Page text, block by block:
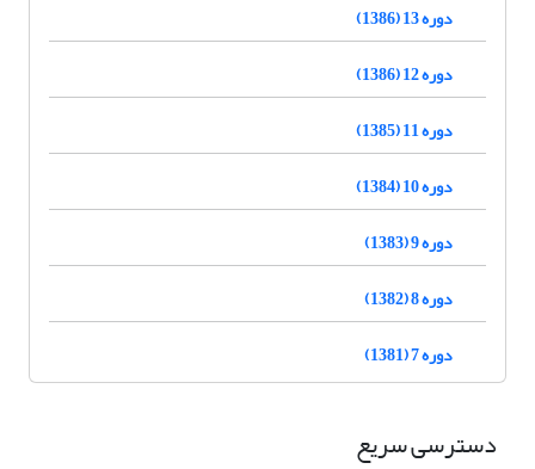
دوره 13 (1386)
دوره 12 (1386)
دوره 11 (1385)
دوره 10 (1384)
دوره 9 (1383)
دوره 8 (1382)
دوره 7 (1381)
دسترسی سریع